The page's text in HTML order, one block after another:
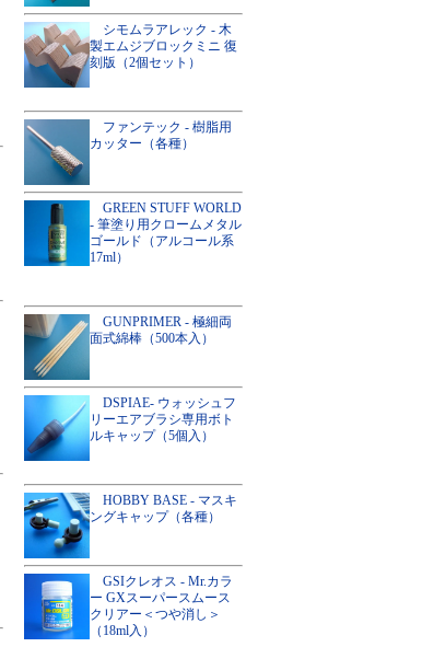
シモムラアレック - 木
製エムジブロックミニ 復
刻版（2個セット）
ファンテック - 樹脂用
カッター（各種）
GREEN STUFF WORLD
- 筆塗り用クロームメタル
ゴールド（アルコール系
17ml）
GUNPRIMER - 極細両
面式綿棒（500本入）
DSPIAE- ウォッシュフ
リーエアブラシ専用ボト
ルキャップ（5個入）
HOBBY BASE - マスキ
ングキャップ（各種）
GSIクレオス - Mr.カラ
ー GXスーパースムース
クリアー＜つや消し＞
（18ml入）